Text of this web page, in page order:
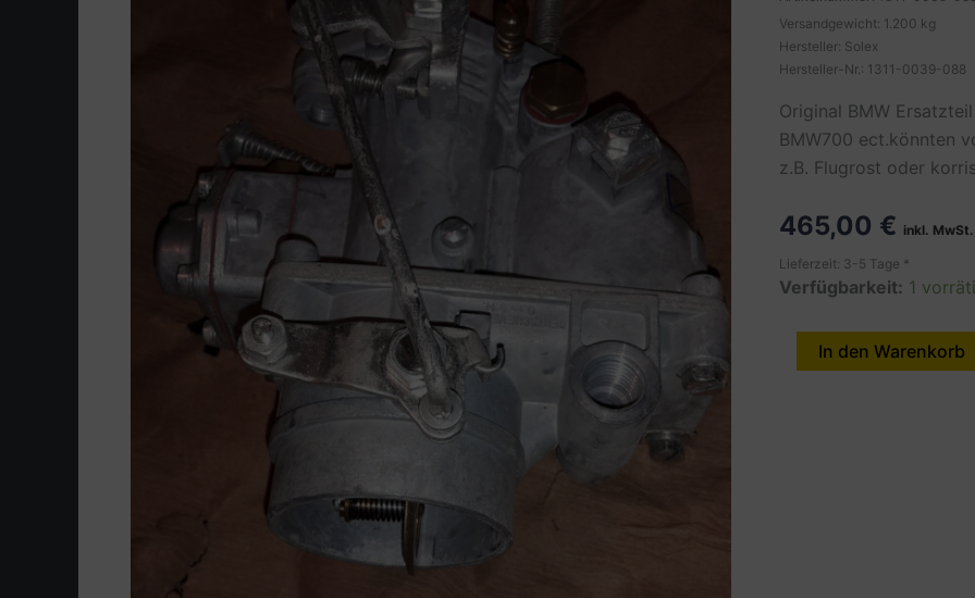
Versandgewicht: 1.200 kg
Hersteller: Solex
Hersteller-Nr.: 1311-0039-088
Original BMW
BMW700 ect.könnten
z.B. Flugrost oder
465,00 € inkl.
Lieferzeit: 3-5 Tage *
Verfügbarkeit: 1
T3B002
VERGASER
In den Warenkorb